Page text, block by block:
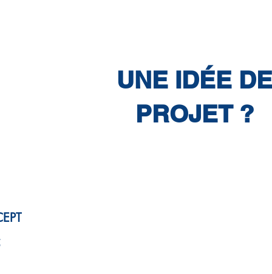
UNE IDÉE DE
PROJET ?